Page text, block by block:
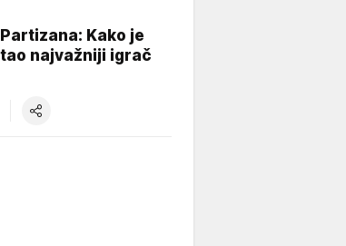
Kako je
najvažniji igrač